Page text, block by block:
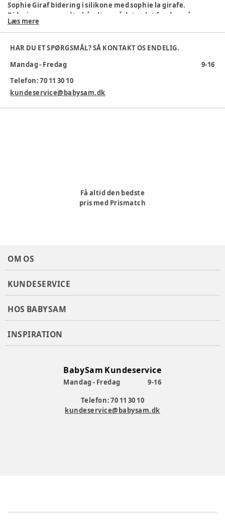
Sophie Giraf bidering i silikone med sophie la girafe.
Bideringen er med to håndtag, så det er let for de små
hænder. Blød og behagelig for de ømme gummer. Lægges i
køleskab for ekstra kølende effekt for de rigtig ømme
gummer.
Alder:0-6 mdr, 6-12 mdr
Varenummer:291884
Læs mere
HAR DU ET SPØRGSMÅL? SÅ KONTAKT OS ENDELIG.
Mandag - Fredag
9-16
Telefon: 70 11 30 10
kundeservice@babysam.dk
Få altid den bedste
pris med Prismatch
OM OS
KUNDESERVICE
HOS BABYSAM
INSPIRATION
BabySam Kundeservice
Mandag - Fredag
9-16
Telefon: 70 11 30 10
kundeservice@babysam.dk